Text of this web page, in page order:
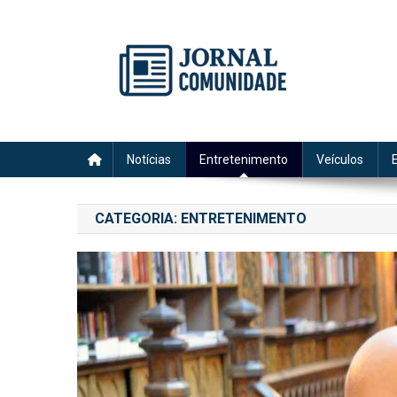
Notícias Entretenimento Veículos
CATEGORIA: ENTRETENIMENTO